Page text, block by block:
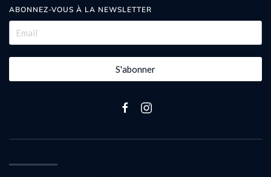
ABONNEZ-VOUS À LA NEWSLETTER
S'abonner